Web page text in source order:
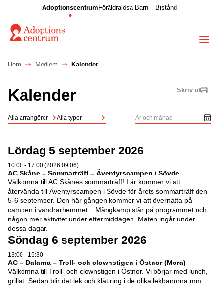
Adoptionscentrum Föräldralösa Barn – Bistånd
Hem Medlem Kalender
Skriv ut
Kalender
Alla arrangörer Alla typer
Lördag 5 september 2026
10:00 - 17:00 (2026.09.06)
AC Skåne – Sommarträff – Äventyrscampen i Sövde
Välkomna till AC Skånes sommarträff! I år kommer vi att
återvända till Äventyrscampen i Sövde för årets sommarträff den
5-6 september. Den här gången kommer vi att övernatta på
campen i vandrarhemmet. Mångkamp står på programmet och
någon mer aktivitet under eftermiddagen. Maten ingår under
dessa dagar.
Söndag 6 september 2026
13:00 - 15:30
AC – Dalarna – Troll- och clownstigen i Östnor (Mora)
Välkomna till Troll- och clownstigen i Östnor. Vi börjar med lunch,
grillat. Sedan blir det lek och klättring i de olika lekbanorna mm.